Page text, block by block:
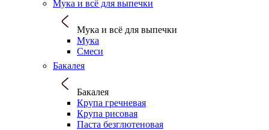
Мука и всё для выпечки
Мука и всё для выпечки
Мука
Смеси
Бакалея
Бакалея
Крупа гречневая
Крупа рисовая
Паста безглютеновая